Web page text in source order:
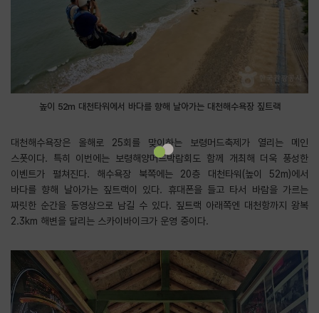
높이 52m 대천타워에서 바다를 향해 날아가는 대천해수욕장 짚트랙
대천해수욕장은 올해로 25회를 맞이하는 보령머드축제가 열리는 메인
스폿이다. 특히 이번에는 보령해양머드박람회도 함께 개최해 더욱 풍성한
이벤트가 펼쳐진다. 해수욕장 북쪽에는 20층 대천타워(높이 52m)에서
바다를 향해 날아가는 짚트랙이 있다. 휴대폰을 들고 타서 바람을 가르는
짜릿한 순간을 동영상으로 남길 수 있다. 짚트랙 아래쪽엔 대천항까지 왕복
2.3km 해변을 달리는 스카이바이크가 운영 중이다.